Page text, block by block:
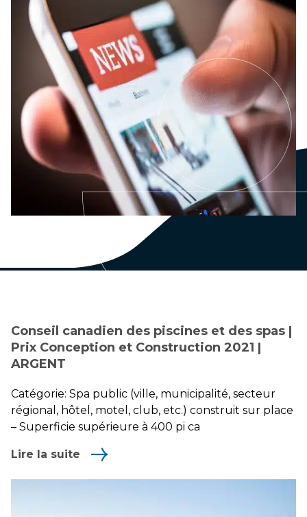
Conseil canadien des piscines et des spas |
Prix Conception et Construction 2021 |
ARGENT
Catégorie: Spa public (ville, municipalité, secteur
régional, hôtel, motel, club, etc.) construit sur place
– Superficie supérieure à 400 pi ca
Lire la suite